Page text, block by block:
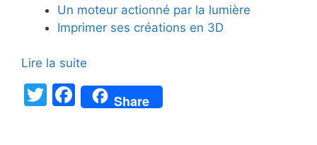
Un moteur actionné par la lumière
Imprimer ses créations en 3D
Lire la suite
T
F
a
Share